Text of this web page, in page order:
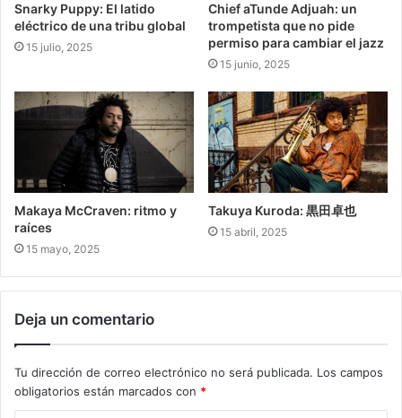
Snarky Puppy: El latido
eléctrico de una tribu global
15 julio, 2025
Chief aTunde Adjuah: un
trompetista que no pide
permiso para cambiar el jazz
15 junio, 2025
Makaya McCraven: ritmo y
raíces
15 mayo, 2025
Takuya Kuroda: 黒田卓也
15 abril, 2025
Deja un comentario
Tu dirección de correo electrónico no será publicada. Los campos
obligatorios están marcados con *